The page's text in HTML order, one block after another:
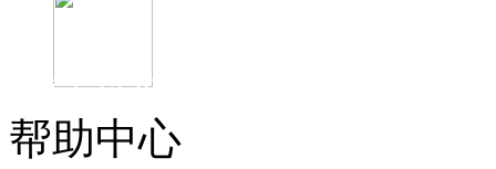
官方抖音
帮助中心